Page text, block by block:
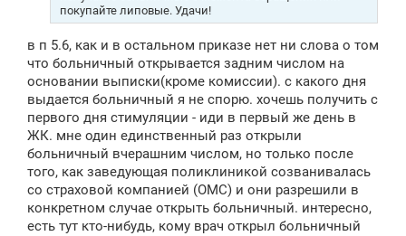
покупайте липовые. Удачи!
в п 5.6, как и в остальном приказе нет ни слова о том
что больничный открывается задним числом на
основании выписки(кроме комиссии). с какого дня
выдается больничный я не спорю. хочешь получить с
первого дня стимуляции - иди в первый же день в
ЖК. мне один единственный раз открыли
больничный вчерашним числом, но только после
того, как заведующая поликлиникой созванивалась
со страховой компанией (ОМС) и они разрешили в
конкретном случае открыть больничный. интересно,
есть тут кто-нибудь, кому врач открыл больничный